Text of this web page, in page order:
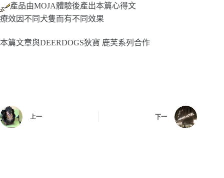
產品由MOJA體驗後產出本篇心得文
療效因不同犬隻而有不同效果
本篇文章與DEERDOGS狄寶 鹿芙系列合作
上一 下一